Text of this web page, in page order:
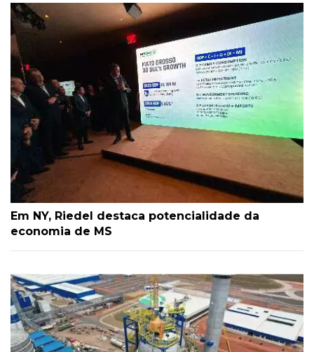
Em NY, Riedel destaca potencialidade da
economia de MS